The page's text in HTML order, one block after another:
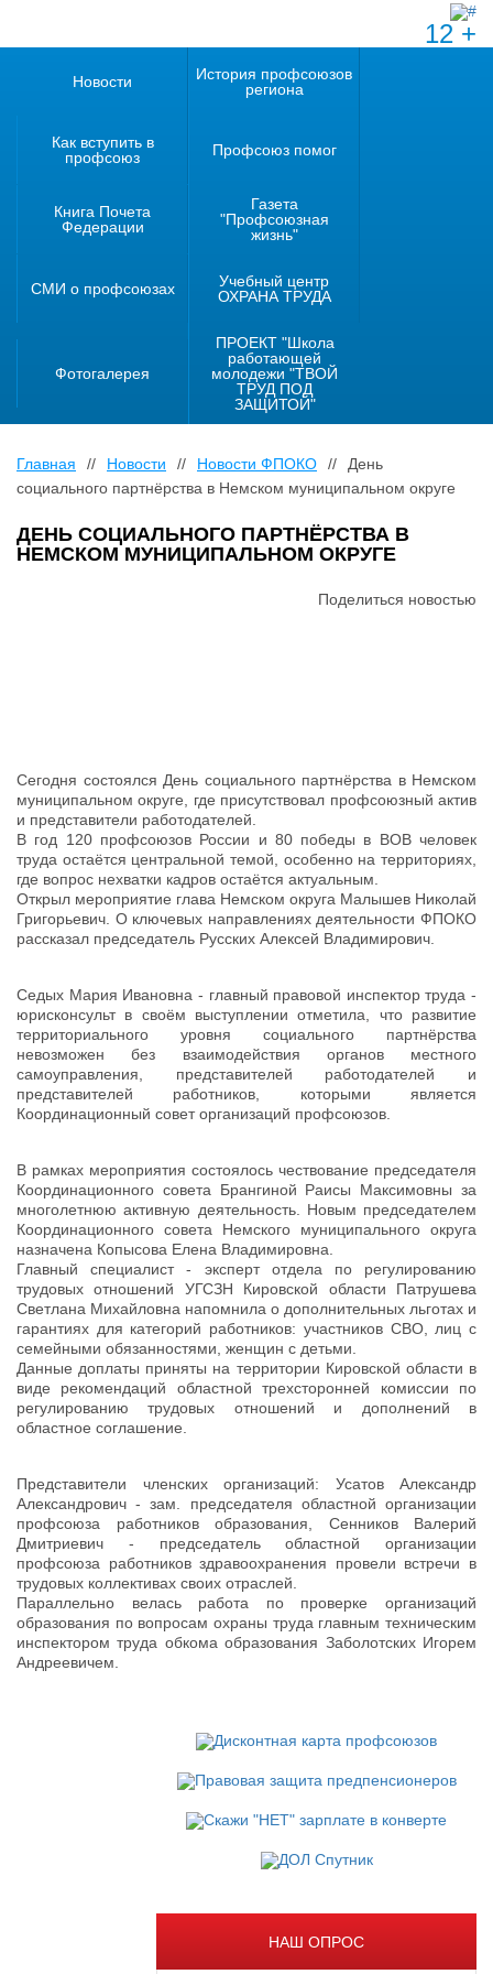
12 +
Новости
История профсоюзов
региона
Как вступить в
профсоюз
Профсоюз помог
Книга Почета
Федерации
Газета
"Профсоюзная
жизнь"
СМИ о профсоюзах
Учебный центр
ОХРАНА ТРУДА
Фотогалерея
ПРОЕКТ "Школа
работающей
молодежи "ТВОЙ
ТРУД ПОД
ЗАЩИТОЙ"
Главная // Новости // Новости ФПОКО //
День
социального партнёрства в Немском муниципальном округе
ДЕНЬ СОЦИАЛЬНОГО ПАРТНЁРСТВА В
НЕМСКОМ МУНИЦИПАЛЬНОМ ОКРУГЕ
Поделиться новостью
Сегодня состоялся День социального партнёрства в Немском
муниципальном округе, где присутствовал профсоюзный актив
и представители работодателей.
В год 120 профсоюзов России и 80 победы в ВОВ человек
труда остаётся центральной темой, особенно на территориях,
где вопрос нехватки кадров остаётся актуальным.
Открыл мероприятие глава Немском округа Малышев Николай
Григорьевич. О ключевых направлениях деятельности ФПОКО
рассказал председатель Русских Алексей Владимирович.
Седых Мария Ивановна - главный правовой инспектор труда -
юрисконсульт в своём выступлении отметила, что развитие
территориального уровня социального партнёрства
невозможен без взаимодействия органов местного
самоуправления, представителей работодателей и
представителей работников, которыми является
Координационный совет организаций профсоюзов.
В рамках мероприятия состоялось чествование председателя
Координационного совета Брангиной Раисы Максимовны за
многолетнюю активную деятельность. Новым председателем
Координационного совета Немского муниципального округа
назначена Копысова Елена Владимировна.
Главный специалист - эксперт отдела по регулированию
трудовых отношений УГСЗН Кировской области Патрушева
Светлана Михайловна напомнила о дополнительных льготах и
гарантиях для категорий работников: участников СВО, лиц с
семейными обязанностями, женщин с детьми.
Данные доплаты приняты на территории Кировской области в
виде рекомендаций областной трехсторонней комиссии по
регулированию трудовых отношений и дополнений в
областное соглашение.
Представители членских организаций: Усатов Александр
Александрович - зам. председателя областной организации
профсоюза работников образования, Сенников Валерий
Дмитриевич - председатель областной организации
профсоюза работников здравоохранения провели встречи в
трудовых коллективах своих отраслей.
Параллельно велась работа по проверке организаций
образования по вопросам охраны труда главным техническим
инспектором труда обкома образования Заболотских Игорем
Андреевичем.
НАШ ОПРОС